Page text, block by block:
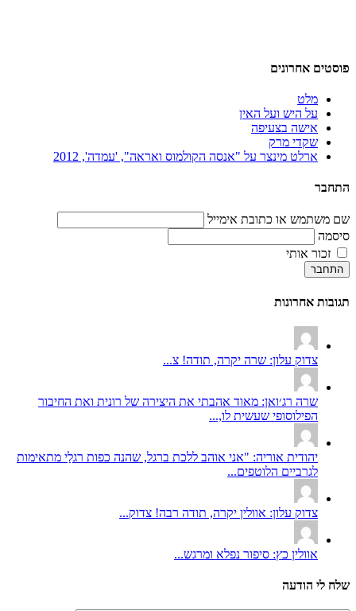
פוסטים אחרונים
מלט
על היש ועל האין
אישה בצעיפה
שקדי מרק
ארלט מינצר על "אנסה הקולמוס ואראה", 'עמדה', 2012
התחבר
שם משתמש או כתובת אימייל
סיסמה
זכור אותי
התחבר
תגובות אחרונות
צדוק עלון: שרה יקרה, תודה! צ...
שרה רג׳ואן: מאוד אהבתי את היצירה של רונית ואת החיבור
הפילוסופי שעשית לו,...
יהודית אוריה: "אני אוהב ללכת ברגל, שהנה כפות רגלַי מתאימות
לגרביים הלוטפים...
צדוק עלון: אוולין יקרה, תודה רבה! צדוק...
אוולין כץ: סיפור נפלא ומרגש...
שלח לי הודעה